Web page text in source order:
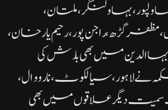
بہاولنگر، ملتان،
راجن پور، رحیم یار خان،
میں بھی بارش کی
نے لاہور، سیالکوٹ، نارووال،
سمیت دیگر علاقوں میں بھی